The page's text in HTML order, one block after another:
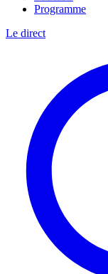
Programme
Le direct